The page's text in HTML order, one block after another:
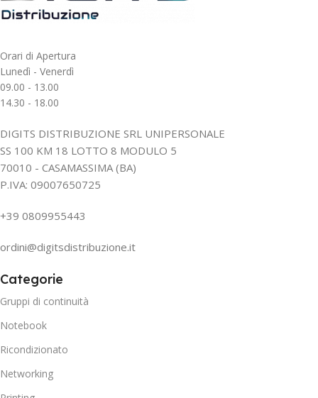
Orari di Apertura
Lunedì - Venerdì
09.00 - 13.00
14.30 - 18.00
DIGITS DISTRIBUZIONE SRL UNIPERSONALE
SS 100 KM 18 LOTTO 8 MODULO 5
70010 - CASAMASSIMA (BA)
P.IVA: 09007650725
+39 0809955443
ordini@digitsdistribuzione.it
Categorie
Gruppi di continuità
Notebook
Ricondizionato
Networking